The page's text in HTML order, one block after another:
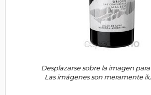
Desplazarse sobre la imagen
Las imágenes son meramente